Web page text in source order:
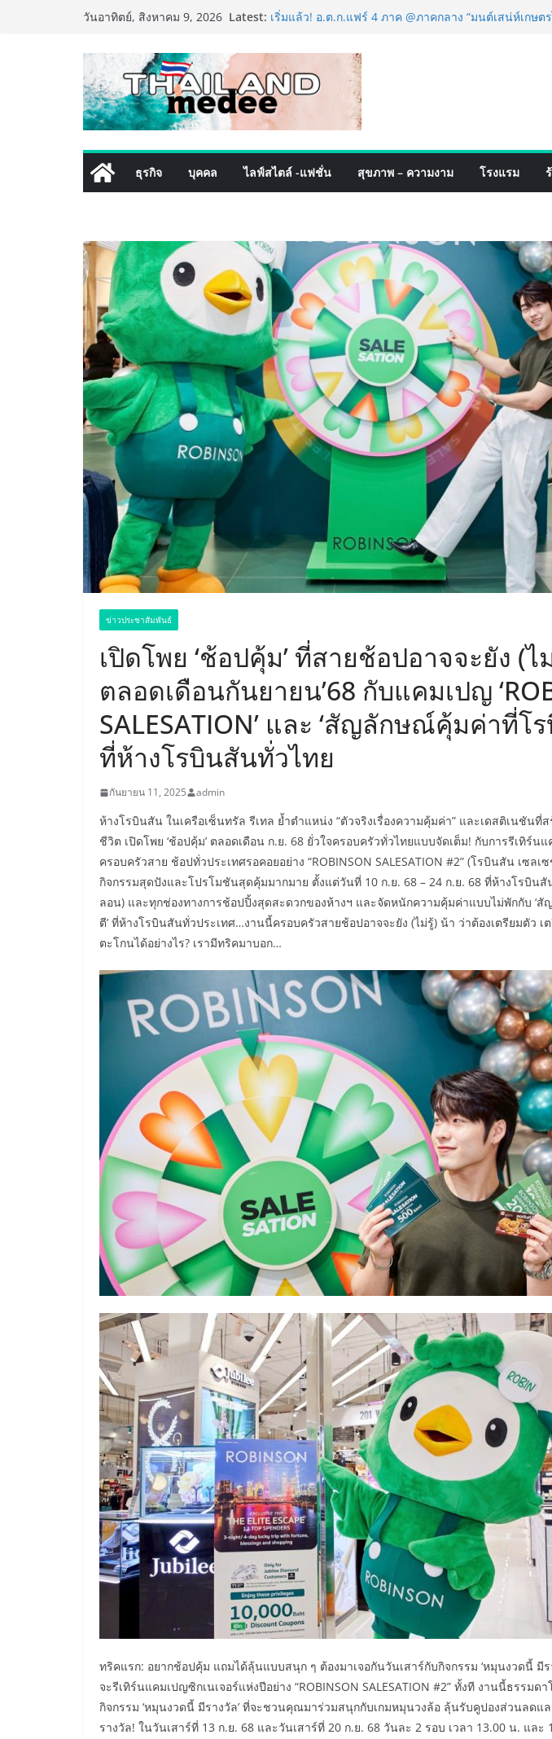
วันอาทิตย์, สิงหาคม 9, 2026 Latest: เริ่มแล้ว! อ.ต.ก.แฟร์ 4 ภาค @ภาคกลาง “มนต์เสน่ห์เกษต
ททท. ประกาศความสำเร็จ Village to the World Season
พันธมิตร ขับเคลื่อน ESG Tourism สืบสานพระราชปณิธา
คุณค่าการท่องเที่ยวไทยอย่างยั่งยืน
เหิงลี่ แมนูแฟคเจอริ่ง เทคโนโลยี (ไทยแลนด์) เปิดโรงงาน
ในชลบุรี เดินหน้าขยายฐานการผลิตสู่เอเชียตะวันออกเฉียง
เสริมแกร่งยุทธศาสตร์ระดับโลก
LORDNINE จัดศึกคนดังสายเกม ไทย ปะทะ ฟิลิปปินส์ ใน
the Tenth Lord” เปิดสงครามกิลด์ข้ามประเทศ ฉลองเซิร์
ใหม่ เฮเลนา
ปลอดภัย ไร้สารตกค้าง
ธุรกิจ บุคคล ไลฟ์สไตล์ -แฟชั่น สุขภาพ – ความงาม โรงแรม
ข่าวประชาสัมพันธ์
เปิดโพย ‘ช้อปคุ้ม’ ที่สายช้อปอาจจะยัง (
ตลอดเดือนกันยายน’68 กับแคมเปญ
SALESATION’ และ ‘สัญลักษณ์คุ้มค่าที่โ
ที่ห้างโรบินสันทั่วไทย
กันยายน 11, 2025 admin
ห้างโรบินสัน ในเครือเซ็นทรัล รีเทล ย้ำตำแหน่ง “ตัวจริงเรื่องความคุ้มค่า” และเดสติเนชันที่
ชีวิต เปิดโพย ‘ช้อปคุ้ม’ ตลอดเดือน ก.ย. 68 ยั่วใจครอบครัวทั่วไทยแบบจัดเต็ม! กับการรีเทิร์น
ครอบครัวสาย ช้อปทั่วประเทศรอคอยอย่าง “ROBINSON SALESATION #2” (โรบินสัน เซล
กิจกรรมสุดปังและโปรโมชันสุดคุ้มมากมาย ตั้งแต่วันที่ 10 ก.ย. 68 – 24 ก.ย. 68 ที่ห้างโรบิน
ลอน) และทุกช่องทางการช้อปปิ้งสุดสะดวกของห้างฯ และจัดหนักความคุ้มค่าแบบไม่พักกับ
ตี’ ที่ห้างโรบินสันทั่วประเทศ…งานนี้ครอบครัวสายช้อปอาจจะยัง (ไม่รู้) น้า ว่าต้องเตรียมตัว
ตะโกนได้อย่างไร? เรามีทริคมาบอก…
ทริคแรก: อยากช้อปคุ้ม แถมได้ลุ้นแบบสนุก ๆ ต้องมาเจอกันวันเสาร์กับกิจกรรม ‘หมุนงวดนี้ มีร
จะรีเทิร์นแคมเปญซิกเนเจอร์แห่งปีอย่าง “ROBINSON SALESATION #2” ทั้งที งานนี้ธรรมด
กิจกรรม ‘หมุนงวดนี้ มีรางวัล’ ที่จะชวนคุณมาร่วมสนุกกับเกมหมุนวงล้อ ลุ้นรับคูปองส่วนลดแ
รางวัล! ในวันเสาร์ที่ 13 ก.ย. 68 และวันเสาร์ที่ 20 ก.ย. 68 วันละ 2 รอบ เวลา 13.00 น. แล